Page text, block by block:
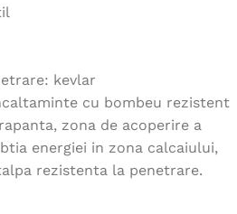
kevlar
cu bombeu rezistent
zona de acoperire a
energiei in zona calcaiului,
rezistenta la penetrare.